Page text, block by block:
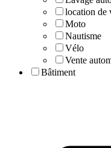
location de
Moto
Nautisme
Vélo
Vente
Bâtiment